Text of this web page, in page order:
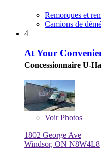
Remorques et
Camions de
4
At Your
Concessionnaire U-
VoirPhotos
1802 George Ave
Windsor, ON N8W4L8